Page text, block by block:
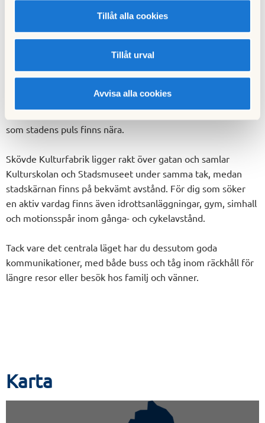
Tillåt alla cookies
Tillåt urval
Avvisa alla cookies
Om området
Omgivning
Ett läge med valmöjligheter
grönområden, kultur och vardaglig service. Inom kort
som stadens puls finns nära.
Skövde Kulturfabrik ligger rakt över gatan och samlar
Kulturskolan och Stadsmuseet under samma tak, medan
stadskärnan finns på bekvämt avstånd. För dig som söker
en aktiv vardag finns även idrottsanläggningar, gym, simhall
och motionsspår inom gånga- och cykelavstånd.
Tack vare det centrala läget har du dessutom goda
kommunikationer, med både buss och tåg inom räckhåll för
längre resor eller besök hos familj och vänner.
Karta